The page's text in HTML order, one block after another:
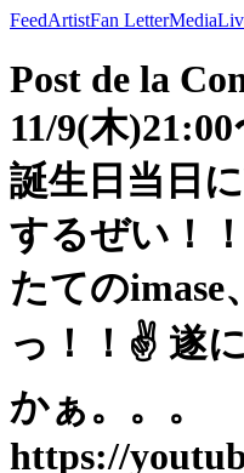
FeedArtistFan LetterMedia
Post de la
11/9(木
誕生日当日
するぜい！
たてのimase
っ！！✌️ 遂
かぁ。。。
https://